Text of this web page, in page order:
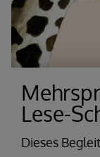
Lese-
Dieses